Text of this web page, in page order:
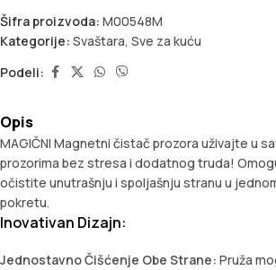
Šifra proizvoda: M00548M
Kategorije: Svaštara, Sve za kuću
Podeli:
Opis
MAGIČNI Magnetni čistač prozora uživajte u
prozorima bez stresa i dodatnog truda!
očistite unutrašnju i spoljašnju stranu u
pokretu.
Inovativan Dizajn:
Jednostavno Čišćenje Obe Strane: Pruža